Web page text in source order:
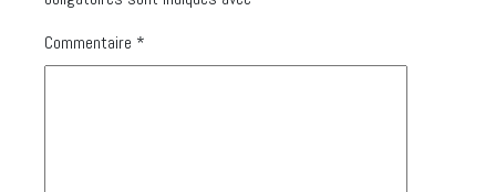
Commentaire *